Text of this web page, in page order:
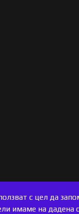
с цел да
имаме на дадена